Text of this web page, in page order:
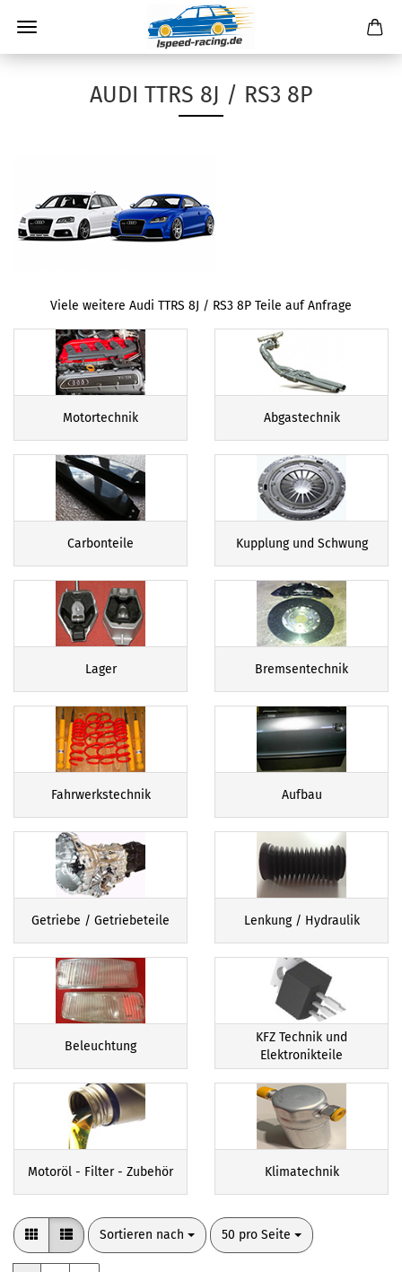
AUDI TTRS 8J / RS3 8P
Viele weitere Audi TTRS 8J / RS3 8P Teile auf Anfrage
Motortechnik Abgastechnik
Carbonteile Kupplung und Schwung
Lager Bremsentechnik
Fahrwerkstechnik Aufbau
Getriebe / Getriebeteile Lenkung / Hydraulik
Beleuchtung
KFZ Technik und
Elektronikteile
Motoröl - Filter - Zubehör Klimatechnik
Sortieren nach
Sortieren nach 50 pro Seite
pro Seite